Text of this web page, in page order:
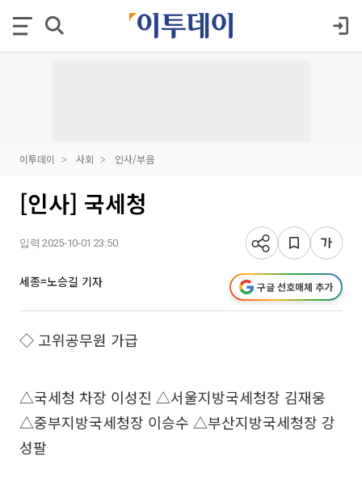
이투데이 사회 인사/부음
[인사] 국세청
입력 2025-10-01 23:50
세종=노승길 기자 구글 선호매체 추가
◇ 고위공무원 가급
△국세청 차장 이성진 △서울지방국세청장 김재웅
△중부지방국세청장 이승수 △부산지방국세청장 강
성팔